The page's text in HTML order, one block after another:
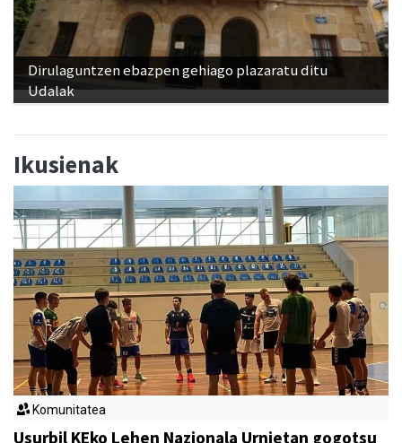
Dirulaguntzen ebazpen gehiago plazaratu ditu
Udalak
Ikusienak
Komunitatea
Usurbil KEko Lehen Nazionala Urnietan gogotsu